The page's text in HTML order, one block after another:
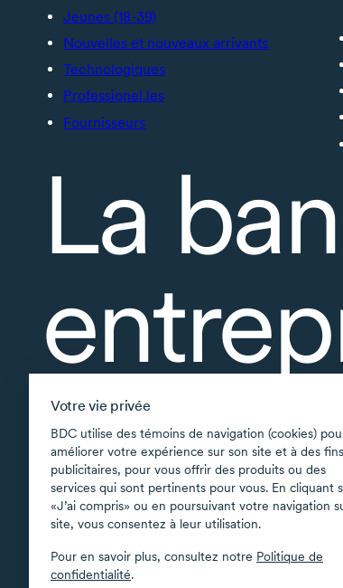
Votre vie privée
BDC utilise des témoins de navigation (cookies)
améliorer votre expérience sur son site et à des fins
publicitaires, pour vous offrir des produits ou des
services qui sont pertinents pour vous. En cliquant
«J’ai compris» ou en poursuivant votre navigation
site, vous consentez à leur utilisation.
Pour en savoir plus, consultez notre Politique de
confidentialité.
Jeunes (18-39)
Nouvelles et nouveaux arrivants
Technologiques
Professionel.les
Fournisseurs
La
À propos
Accessibilité
Applications soutenues
Carte du site
Conditions d’utilisation
Confidentialité
Sécurité